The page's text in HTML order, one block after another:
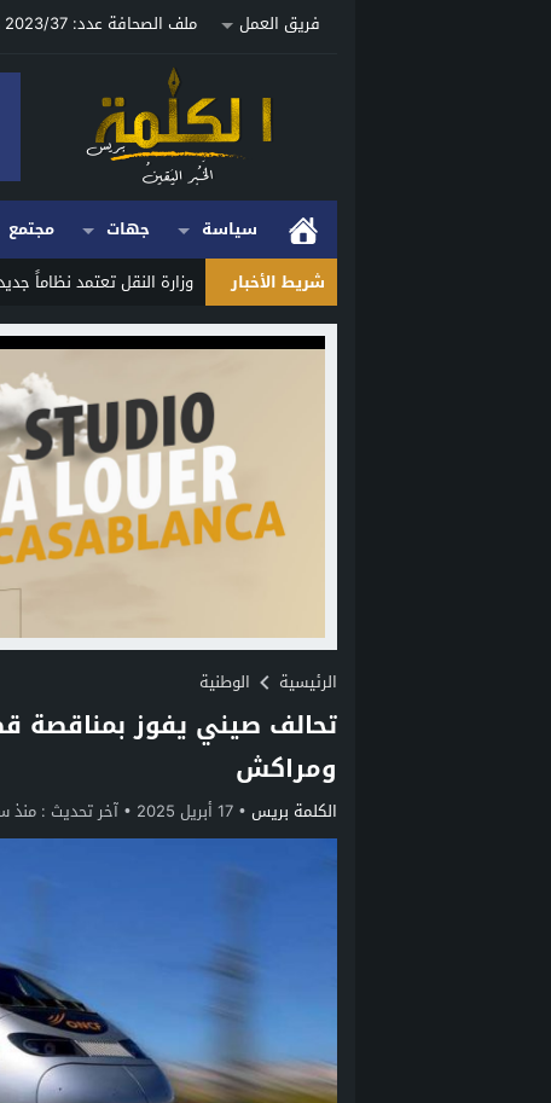
فريق العمل ملف الصحافة عدد: 2023/37 ص
سياسة جهات مجتمع
شريط الأخبار
وزارة النقل تعتمد نظاماً
Stop
Next
الرئيسية الوطنية
تحالف صيني يفوز بمناقصة
ومراكش
الكلمة بريس 17 أبريل 2025 آخر تحديث : منذ